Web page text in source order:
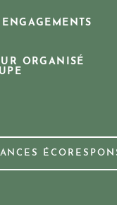
ENGAGEMENTS
ORGANISÉ